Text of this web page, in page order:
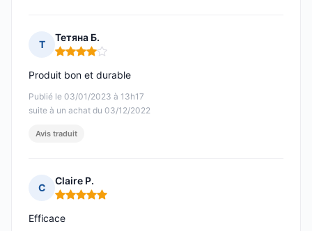
Т
Тетяна Б.
Note : 4 sur 5
Publié le 03/01/2023 à 13h17
suite à un achat du 03/12/2022
Produit bon et durable
Avis traduit
C
Claire P.
Note : 5 sur 5
Efficace